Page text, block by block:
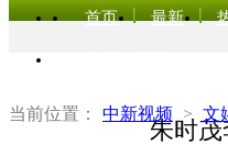
首页 最新
当前位置： 中新视频 > 文
朱时